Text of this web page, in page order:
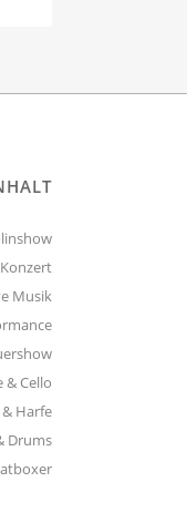
Konzert
Musik
& Cello
Harfe
Drums